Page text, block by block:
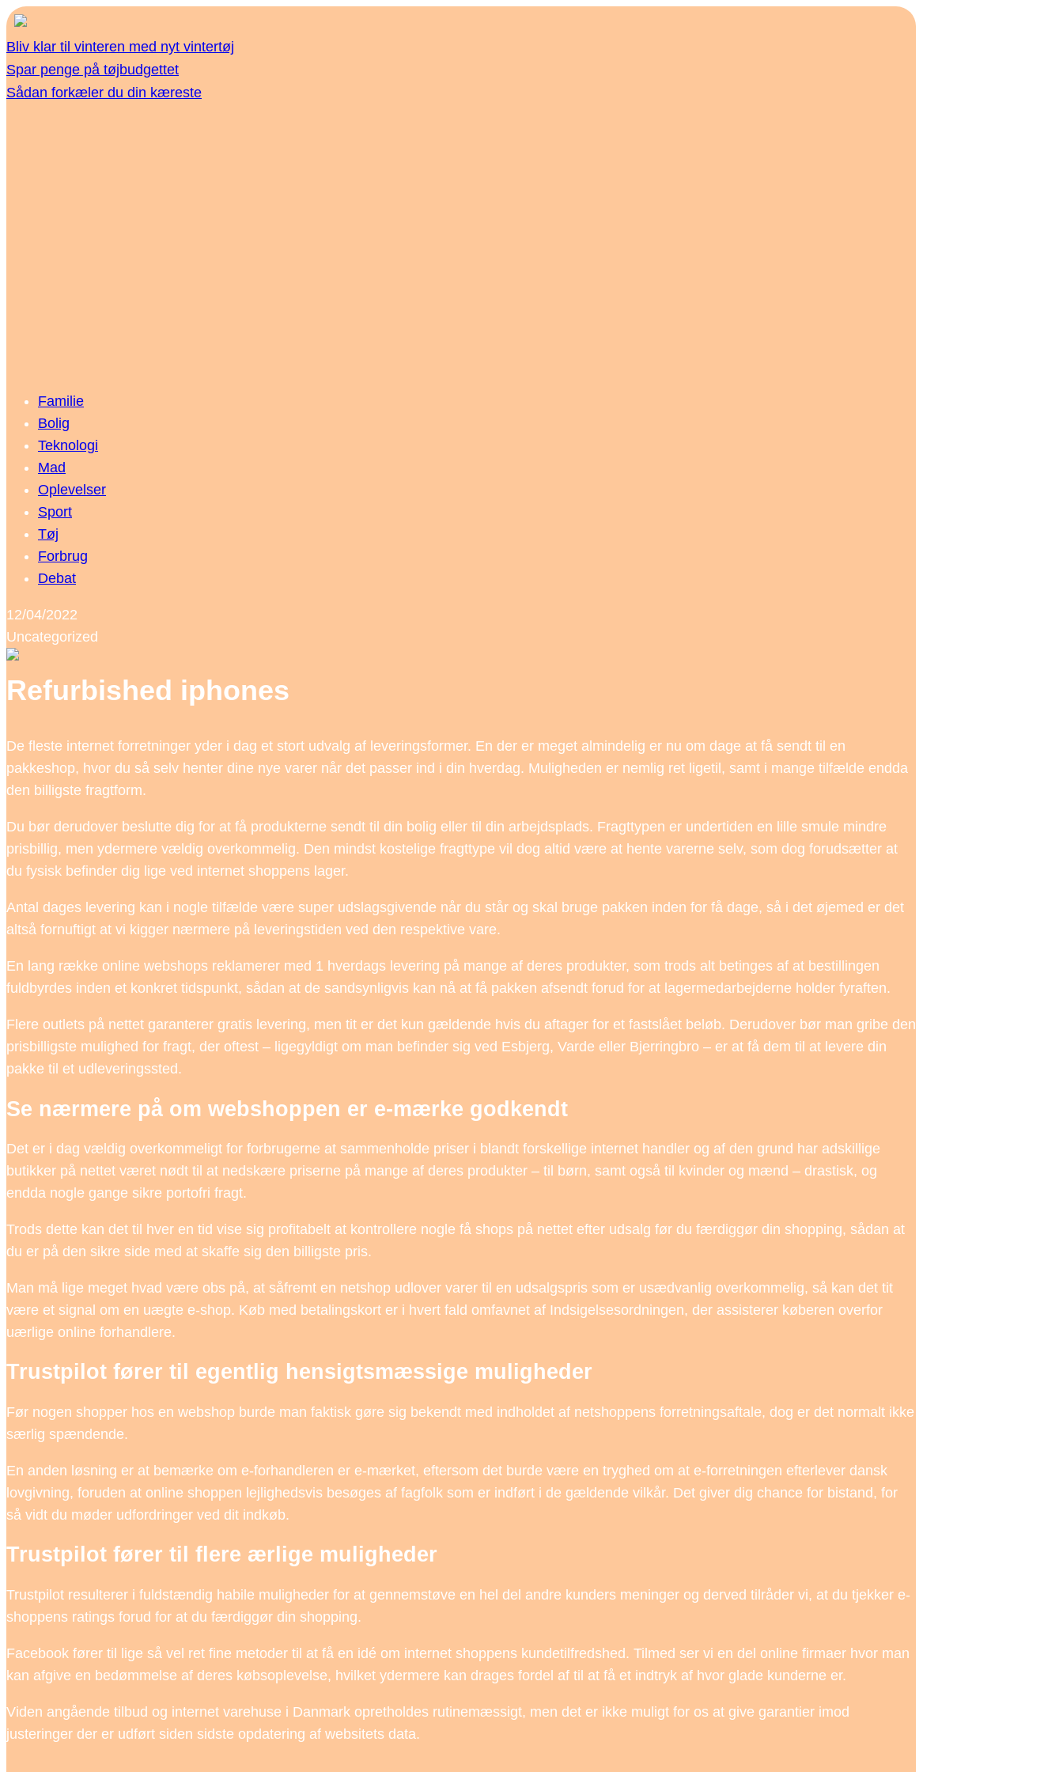
Bliv klar til vinteren med nyt vintertøj
Spar penge på tøjbudgettet
Sådan forkæler du din kæreste
Familie
Bolig
Teknologi
Mad
Oplevelser
Sport
Tøj
Forbrug
Debat
12/04/2022
Uncategorized
Refurbished iphones
De fleste internet forretninger yder i dag et stort udvalg af leveringsformer. En der er meget almindelig er nu om dage at få sendt til en
pakkeshop, hvor du så selv henter dine nye varer når det passer ind i din hverdag. Muligheden er nemlig ret ligetil, samt i mange tilfælde endda
den billigste fragtform.
Du bør derudover beslutte dig for at få produkterne sendt til din bolig eller til din arbejdsplads. Fragttypen er undertiden en lille smule mindre
prisbillig, men ydermere vældig overkommelig. Den mindst kostelige fragttype vil dog altid være at hente varerne selv, som dog forudsætter at
du fysisk befinder dig lige ved internet shoppens lager.
Antal dages levering kan i nogle tilfælde være super udslagsgivende når du står og skal bruge pakken inden for få dage, så i det øjemed er det
altså fornuftigt at vi kigger nærmere på leveringstiden ved den respektive vare.
En lang række online webshops reklamerer med 1 hverdags levering på mange af deres produkter, som trods alt betinges af at bestillingen
fuldbyrdes inden et konkret tidspunkt, sådan at de sandsynligvis kan nå at få pakken afsendt forud for at lagermedarbejderne holder fyraften.
Flere outlets på nettet garanterer gratis levering, men tit er det kun gældende hvis du aftager for et fastslået beløb. Derudover bør man gribe den
prisbilligste mulighed for fragt, der oftest – ligegyldigt om man befinder sig ved Esbjerg, Varde eller Bjerringbro – er at få dem til at levere din
pakke til et udleveringssted.
Se nærmere på om webshoppen er e-mærke godkendt
Det er i dag vældig overkommeligt for forbrugerne at sammenholde priser i blandt forskellige internet handler og af den grund har adskillige
butikker på nettet været nødt til at nedskære priserne på mange af deres produkter – til børn, samt også til kvinder og mænd – drastisk, og
endda nogle gange sikre portofri fragt.
Trods dette kan det til hver en tid vise sig profitabelt at kontrollere nogle få shops på nettet efter udsalg før du færdiggør din shopping, sådan at
du er på den sikre side med at skaffe sig den billigste pris.
Man må lige meget hvad være obs på, at såfremt en netshop udlover varer til en udsalgspris som er usædvanlig overkommelig, så kan det tit
være et signal om en uægte e-shop. Køb med betalingskort er i hvert fald omfavnet af Indsigelsesordningen, der assisterer køberen overfor
uærlige online forhandlere.
Trustpilot fører til egentlig hensigtsmæssige muligheder
Før nogen shopper hos en webshop burde man faktisk gøre sig bekendt med indholdet af netshoppens forretningsaftale, dog er det normalt ikke
særlig spændende.
En anden løsning er at bemærke om e-forhandleren er e-mærket, eftersom det burde være en tryghed om at e-forretningen efterlever dansk
lovgivning, foruden at online shoppen lejlighedsvis besøges af fagfolk som er indført i de gældende vilkår. Det giver dig chance for bistand, for
så vidt du møder udfordringer ved dit indkøb.
Trustpilot fører til flere ærlige muligheder
Trustpilot resulterer i fuldstændig habile muligheder for at gennemstøve en hel del andre kunders meninger og derved tilråder vi, at du tjekker e-
shoppens ratings forud for at du færdiggør din shopping.
Facebook fører til lige så vel ret fine metoder til at få en idé om internet shoppens kundetilfredshed. Tilmed ser vi en del online firmaer hvor man
kan afgive en bedømmelse af deres købsoplevelse, hvilket ydermere kan drages fordel af til at få et indtryk af hvor glade kunderne er.
Viden angående tilbud og internet varehuse i Danmark opretholdes rutinemæssigt, men det er ikke muligt for os at give garantier imod
justeringer der er udført siden sidste opdatering af websitets data.